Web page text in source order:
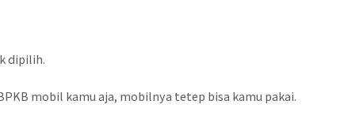
dipilih.
mobil kamu aja, mobilnya tetep bisa kamu pakai.